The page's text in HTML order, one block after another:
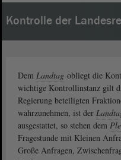
Kontrolle der
Dem Landtag obliegt die
wichtige Kontrollinstanz gilt
Regierung beteiligten
wahrzunehmen, ist der
ausgestattet, so stehen dem
Fragestunde mit Kleinen
Große Anfragen,